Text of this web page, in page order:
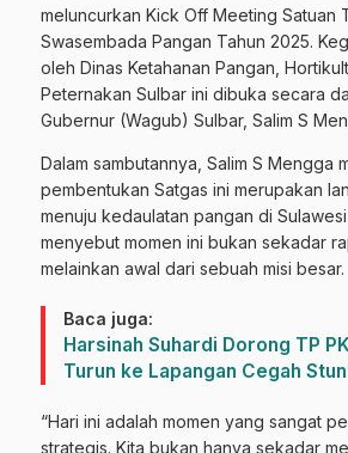
meluncurkan Kick Off Meeting Satuan
Swasembada Pangan Tahun 2025.
oleh Dinas Ketahanan Pangan,
Peternakan Sulbar ini dibuka secara
Gubernur (Wagub) Sulbar, Salim S
Dalam sambutannya, Salim S Mengga
pembentukan Satgas ini merupakan
menuju kedaulatan pangan di Sulawesi
menyebut momen ini bukan sekadar
melainkan awal dari sebuah misi besar.
Baca juga:
Harsinah Suhardi Dorong TP
Turun ke Lapangan Cegah
“Hari ini adalah momen yang sangat
strategis. Kita bukan hanya sekadar